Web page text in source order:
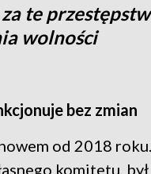
te
wolności
bez zmian
od 2018
komitetu,